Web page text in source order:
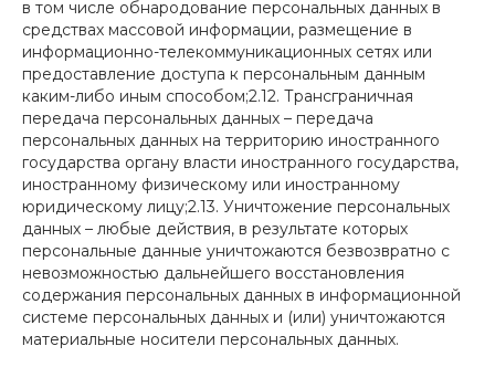
в том числе обнародование персональных данных в
средствах массовой информации, размещение в
информационно-телекоммуникационных сетях или
предоставление доступа к персональным данным
каким-либо иным способом;2.12. Трансграничная
передача персональных данных – передача
персональных данных на территорию иностранного
государства органу власти иностранного государства,
иностранному физическому или иностранному
юридическому лицу;2.13. Уничтожение персональных
данных – любые действия, в результате которых
персональные данные уничтожаются безвозвратно с
невозможностью дальнейшего восстановления
содержания персональных данных в информационной
системе персональных данных и (или) уничтожаются
материальные носители персональных данных.